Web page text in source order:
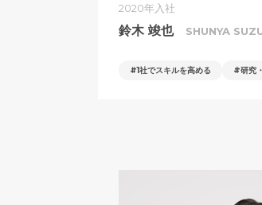
2020年入社
鈴木 竣也 SHUNYA
1社でスキルを高める 研究